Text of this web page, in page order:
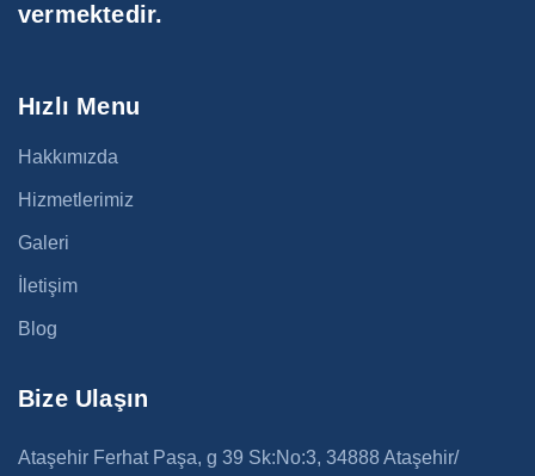
vermektedir.
Hızlı Menu
Hakkımızda
Hizmetlerimiz
Galeri
İletişim
Blog
Bize Ulaşın
Ataşehir Ferhat Paşa, g 39 Sk:No:3, 34888 Ataşehir/